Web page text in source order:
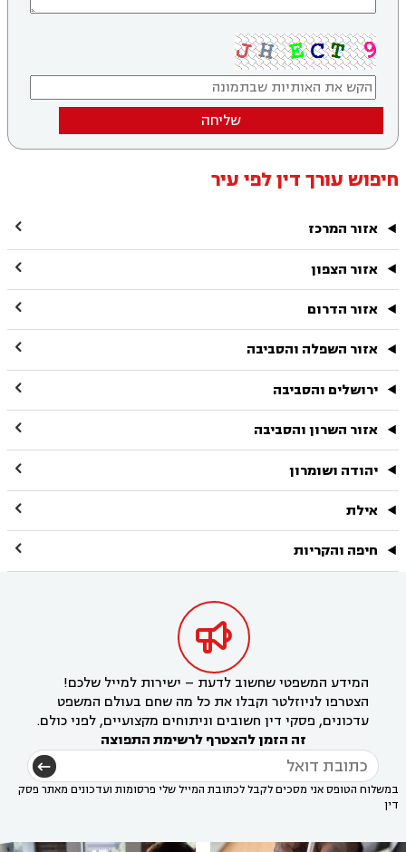
שליחה
חיפוש עורך דין לפי עיר
אזור המרכז 
אזור הצפון 
אזור הדרום 
אזור השפלה והסביבה 
ירושלים והסביבה 
אזור השרון והסביבה 
יהודה ושומרון 
אילת 
חיפה והקריות 

המידע המשפטי שחשוב לדעת – ישירות למייל שלכם!
הצטרפו לניוזלטר וקבלו את כל מה שחם בעולם המשפט
עדכונים, פסקי דין חשובים וניתוחים מקצועיים, לפני כולם.
זה הזמן להצטרף לרשימת התפוצה
במשלוח הטופס אני מסכים לקבל לכתובת המייל שלי פרסומות ועדכונים מאתר פסק
דין